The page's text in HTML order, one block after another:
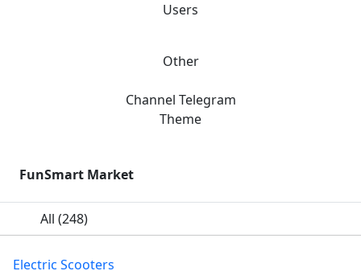
Users
Other
Channel Telegram
Theme
FunSmart Market
All (248)
Electric Scooters